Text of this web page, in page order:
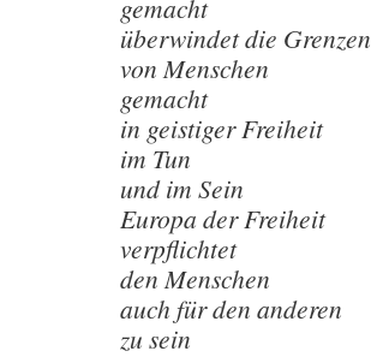
gemacht
überwindet die Grenzen
von Menschen
gemacht
in geistiger Freiheit
im Tun
und im Sein
Europa der Freiheit
verpflichtet
den Menschen
auch für den anderen
zu sein